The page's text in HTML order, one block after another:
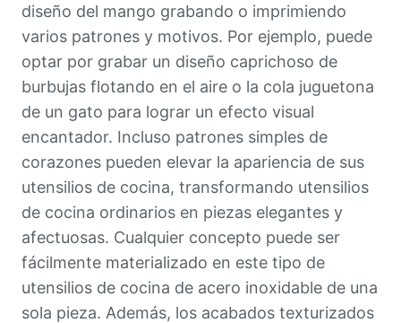
diseño del mango grabando o imprimiendo
varios patrones y motivos. Por ejemplo, puede
optar por grabar un diseño caprichoso de
burbujas flotando en el aire o la cola juguetona
de un gato para lograr un efecto visual
encantador. Incluso patrones simples de
corazones pueden elevar la apariencia de sus
utensilios de cocina, transformando utensilios
de cocina ordinarios en piezas elegantes y
afectuosas. Cualquier concepto puede ser
fácilmente materializado en este tipo de
utensilios de cocina de acero inoxidable de una
sola pieza. Además, los acabados texturizados